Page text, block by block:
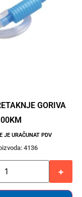
GORIVA
KM
JE URAČUNAT PDV
4136
+